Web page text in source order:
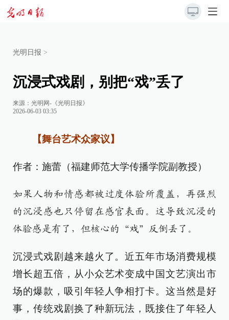
光明日报 >
沉浸式戏剧，别把“戏”丢了
来源： 光明网-《光明日报》
2026-06-03 03:35
【舞台艺术众家议】
作者：施蕾（福建师范大学传播学院副教授）
如果人物和情感都被过度体验所覆盖，再强烈
的沉浸感也只停留在感官表面。这导致沉浸的
体验感是有了，但核心的“戏”反倒丢了。
沉浸式戏剧越来越火了。近五年市场消费规模
增长超五倍，从小众艺术变成中国文艺演出市
场的爆款，吸引年轻人争相打卡。这当然是好
事，传统戏剧换了种新玩法，既接住了年轻人